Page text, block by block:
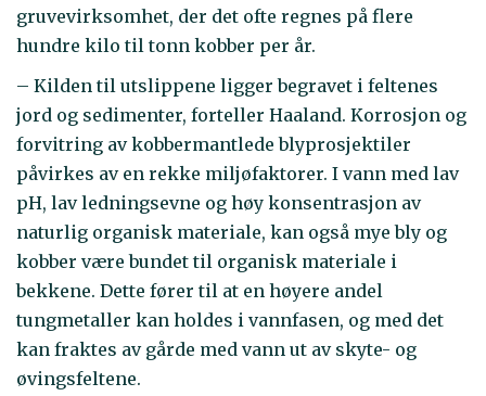
gruvevirksomhet, der det ofte regnes på flere
hundre kilo til tonn kobber per år.
– Kilden til utslippene ligger begravet i feltenes
jord og sedimenter, forteller Haaland. Korrosjon og
forvitring av kobbermantlede blyprosjektiler
påvirkes av en rekke miljøfaktorer. I vann med lav
pH, lav ledningsevne og høy konsentrasjon av
naturlig organisk materiale, kan også mye bly og
kobber være bundet til organisk materiale i
bekkene. Dette fører til at en høyere andel
tungmetaller kan holdes i vannfasen, og med det
kan fraktes av gårde med vann ut av skyte- og
øvingsfeltene.